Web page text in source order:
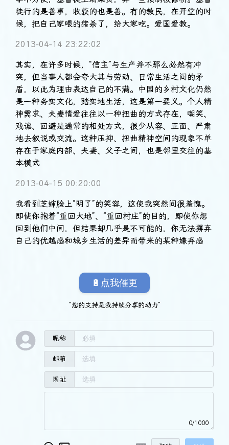
徒行的是善事，收获的也是善。有的教民，在开堂的时
候，把自己家喂的猪杀了，给大家吃。爱国爱教。
2013-04-14 23:22:02
其实，在许多时候，“信主”与生产并不那么必然有冲
突，但当事人都会夸大其与劳动、日常生活之间的矛
盾，以此为理由表达自己的不满。中国的乡村文化仍然
是一种务实文化，踏实地生活，这是第一要义。个人精
神需求、夫妻情爱往往以一种扭曲的方式存在，嘲笑、
戏谑、回避是通常的相处方式，很少从容、正面、严肃
地去叙说或交流。这种压抑、扭曲精神空间的现象不单
存在于家庭内部、夫妻、父子之间，也是邻里交往的基
本模式
2013-04-15 00:20:00
我看到芝婶脸上“明了”的笑容，这使我突然间很羞愧。
即使你抱着“重回大地”、“重回村庄”的目的，即使你想
回到他们中间，但结果却几乎是不可能的，你无法摒弃
自己的优越感和城乡生活的差异而带来的某种嫌弃感
🔋点我催更
“您的支持是我持续分享的动力”
昵称
邮箱
网址
0/1000